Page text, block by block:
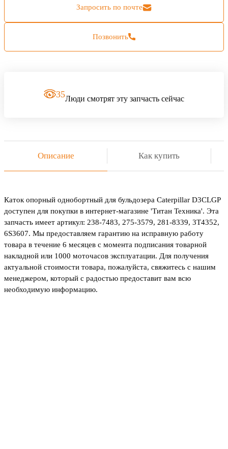
Запросить по почте
Позвонить
35Люди смотрят эту запчасть сейчас
Описание Как купить
Каток опорный однобортный для бульдозера Caterpillar D3CLGP
доступен для покупки в интернет-магазине 'Титан Техника'. Эта
запчасть имеет артикул: 238-7483, 275-3579, 281-8339, 3T4352,
6S3607. Мы предоставляем гарантию на исправную работу
товара в течение 6 месяцев с момента подписания товарной
накладной или 1000 моточасов эксплуатации. Для получения
актуальной стоимости товара, пожалуйста, свяжитесь с нашим
менеджером, который с радостью предоставит вам всю
необходимую информацию.